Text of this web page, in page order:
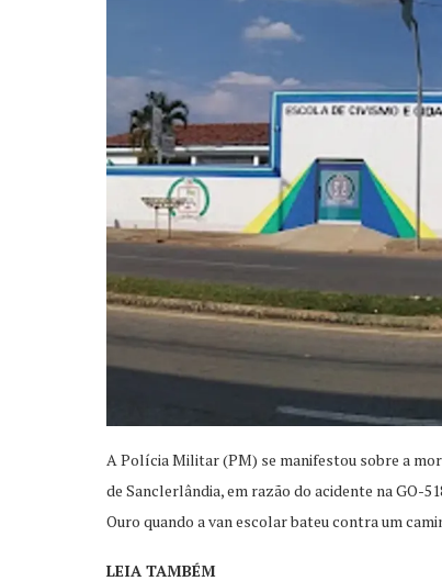
A Polícia Militar (PM) se manifestou sobre a
de Sanclerlândia, em razão do acidente na GO-
Ouro quando a van escolar bateu contra um
LEIA TAMBÉM